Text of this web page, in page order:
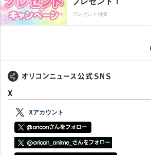
プレゼント特集
X
Xアカウント